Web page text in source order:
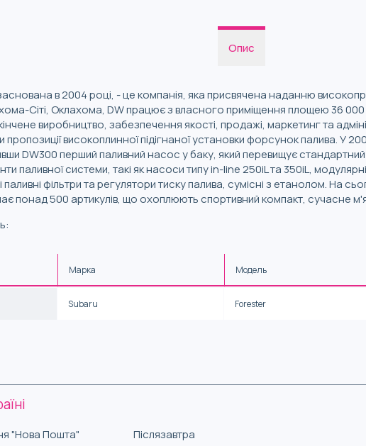
Опис
в 2004 році, - це компанія, яка присвячена наданню
Сіті, Оклахома, DW працює з власного приміщення площею 36 000
виробництво, забезпечення якості, продажі, маркетинг та
пропозиції високоплинної підігнаної установки форсунок палива. У
DW300 перший паливний насос у баку, який перевищує
паливної системи, такі як насоси типу in-line 250iL та 350iL,
паливні фільтри та регулятори тиску палива, сумісні з етанолом. На
понад 500 артикулів, що охоплюють спортивний компакт, сучасне
Марка Модель
Subaru Forester
"Нова Пошта" Післязавтра